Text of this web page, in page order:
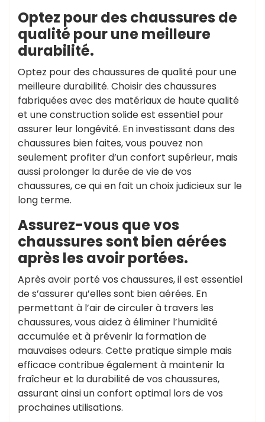
Optez pour des chaussures de
qualité pour une meilleure
durabilité.
Optez pour des chaussures de qualité pour une
meilleure durabilité. Choisir des chaussures
fabriquées avec des matériaux de haute qualité
et une construction solide est essentiel pour
assurer leur longévité. En investissant dans des
chaussures bien faites, vous pouvez non
seulement profiter d’un confort supérieur, mais
aussi prolonger la durée de vie de vos
chaussures, ce qui en fait un choix judicieux sur le
long terme.
Assurez-vous que vos
chaussures sont bien aérées
après les avoir portées.
Après avoir porté vos chaussures, il est essentiel
de s’assurer qu’elles sont bien aérées. En
permettant à l’air de circuler à travers les
chaussures, vous aidez à éliminer l’humidité
accumulée et à prévenir la formation de
mauvaises odeurs. Cette pratique simple mais
efficace contribue également à maintenir la
fraîcheur et la durabilité de vos chaussures,
assurant ainsi un confort optimal lors de vos
prochaines utilisations.